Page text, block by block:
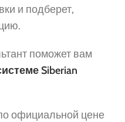
и подберет,
поможет вам
Siberian
официальной цене